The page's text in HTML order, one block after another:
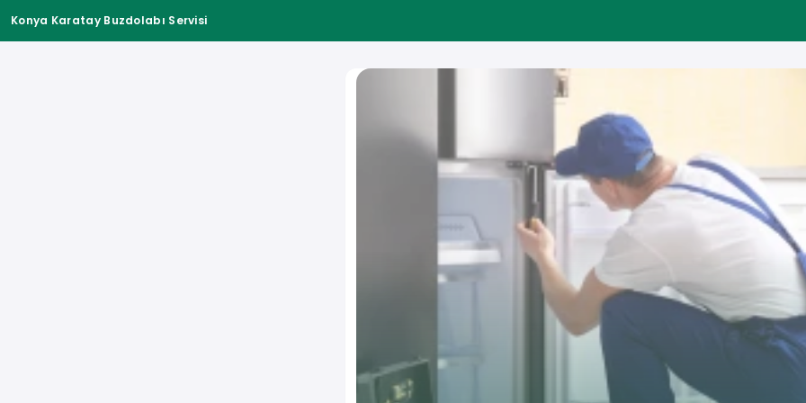
Konya Karatay Buzdolabı Servisi